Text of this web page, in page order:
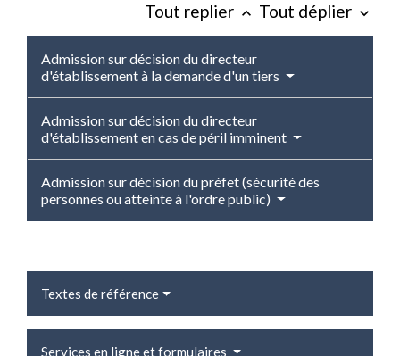
Tout replier keyboard_arrow_up Tout déplier keyboard_arrow_down
Admission sur décision du directeur
d'établissement à la demande d'un tiers
Admission sur décision du directeur
d'établissement en cas de péril imminent
Admission sur décision du préfet (sécurité des
personnes ou atteinte à l'ordre public)
Textes de référence
Services en ligne et formulaires